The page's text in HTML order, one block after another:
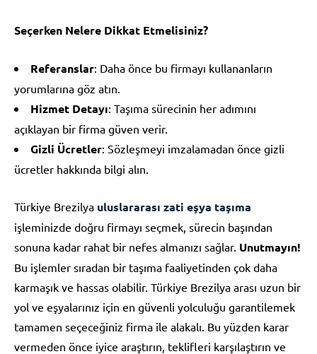
Seçerken Nelere Dikkat Etmelisiniz?
Referanslar: Daha önce bu firmayı kullananların
yorumlarına göz atın.
Hizmet Detayı: Taşıma sürecinin her adımını
açıklayan bir firma güven verir.
Gizli Ücretler: Sözleşmeyi imzalamadan önce gizli
ücretler hakkında bilgi alın.
Türkiye Brezilya uluslararası zati eşya taşıma
işleminizde doğru firmayı seçmek, sürecin başından
sonuna kadar rahat bir nefes almanızı sağlar. Unutmayın!
Bu işlemler sıradan bir taşıma faaliyetinden çok daha
karmaşık ve hassas olabilir. Türkiye Brezilya arası uzun bir
yol ve eşyalarınız için en güvenli yolculuğu garantilemek
tamamen seçeceğiniz firma ile alakalı. Bu yüzden karar
vermeden önce iyice araştırın, teklifleri karşılaştırın ve